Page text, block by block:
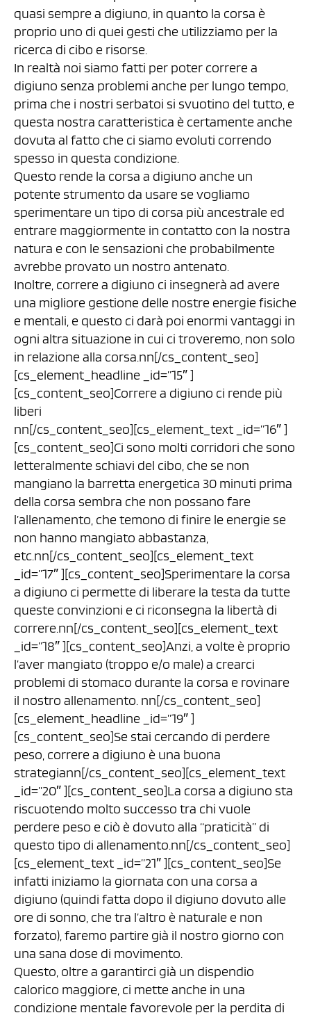
quasi sempre a digiuno, in quanto la corsa è
proprio uno di quei gesti che utilizziamo per la
ricerca di cibo e risorse.
In realtà noi siamo fatti per poter correre a
digiuno senza problemi anche per lungo tempo,
prima che i nostri serbatoi si svuotino del tutto, e
questa nostra caratteristica è certamente anche
dovuta al fatto che ci siamo evoluti correndo
spesso in questa condizione.
Questo rende la corsa a digiuno anche un
potente strumento da usare se vogliamo
sperimentare un tipo di corsa più ancestrale ed
entrare maggiormente in contatto con la nostra
natura e con le sensazioni che probabilmente
avrebbe provato un nostro antenato.
Inoltre, correre a digiuno ci insegnerà ad avere
una migliore gestione delle nostre energie fisiche
e mentali, e questo ci darà poi enormi vantaggi in
ogni altra situazione in cui ci troveremo, non solo
in relazione alla corsa.nn[/cs_content_seo]
[cs_element_headline _id=”15″ ]
[cs_content_seo]Correre a digiuno ci rende più
liberi
nn[/cs_content_seo][cs_element_text _id=”16″ ]
[cs_content_seo]Ci sono molti corridori che sono
letteralmente schiavi del cibo, che se non
mangiano la barretta energetica 30 minuti prima
della corsa sembra che non possano fare
l’allenamento, che temono di finire le energie se
non hanno mangiato abbastanza,
etc.nn[/cs_content_seo][cs_element_text
_id=”17″ ][cs_content_seo]Sperimentare la corsa
a digiuno ci permette di liberare la testa da tutte
queste convinzioni e ci riconsegna la libertà di
correre.nn[/cs_content_seo][cs_element_text
_id=”18″ ][cs_content_seo]Anzi, a volte è proprio
l’aver mangiato (troppo e/o male) a crearci
problemi di stomaco durante la corsa e rovinare
il nostro allenamento. nn[/cs_content_seo]
[cs_element_headline _id=”19″ ]
[cs_content_seo]Se stai cercando di perdere
peso, correre a digiuno è una buona
strategiann[/cs_content_seo][cs_element_text
_id=”20″ ][cs_content_seo]La corsa a digiuno sta
riscuotendo molto successo tra chi vuole
perdere peso e ciò è dovuto alla “praticità” di
questo tipo di allenamento.nn[/cs_content_seo]
[cs_element_text _id=”21″ ][cs_content_seo]Se
infatti iniziamo la giornata con una corsa a
digiuno (quindi fatta dopo il digiuno dovuto alle
ore di sonno, che tra l’altro è naturale e non
forzato), faremo partire già il nostro giorno con
una sana dose di movimento.
Questo, oltre a garantirci già un dispendio
calorico maggiore, ci mette anche in una
condizione mentale favorevole per la perdita di